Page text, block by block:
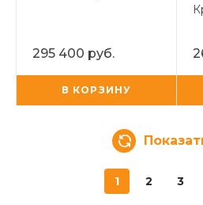
295 400 руб.
В КОРЗИНУ
1 2 3